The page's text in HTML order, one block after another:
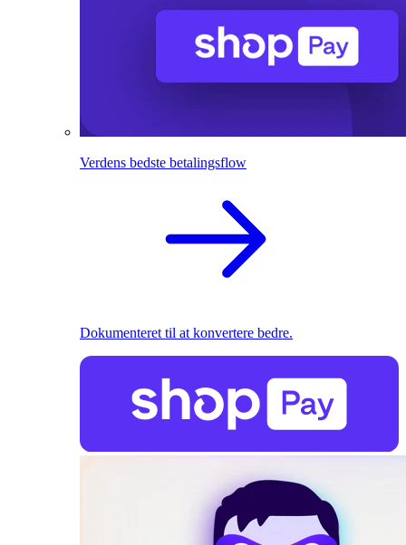
Verdens bedste betalingsflow
Dokumenteret til at konvertere bedre.